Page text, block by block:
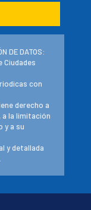
DE DATOS:
Ciudades
con
derecho a
la limitación
y a su
y detallada